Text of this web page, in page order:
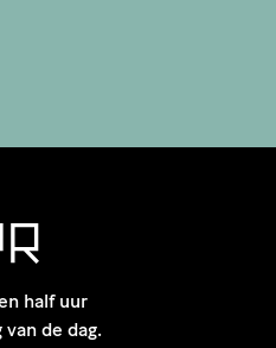
half uur
de dag.